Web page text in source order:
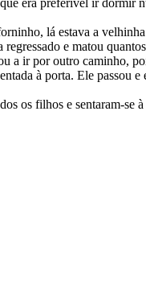
lá estava a
e matou
ir por outro caminho,
à porta. Ele
os filhos e sentaram-se